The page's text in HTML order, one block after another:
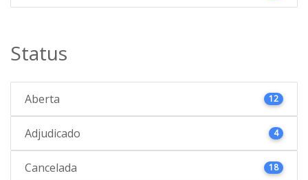
Status
Aberta 12
Adjudicado 4
Cancelada 18